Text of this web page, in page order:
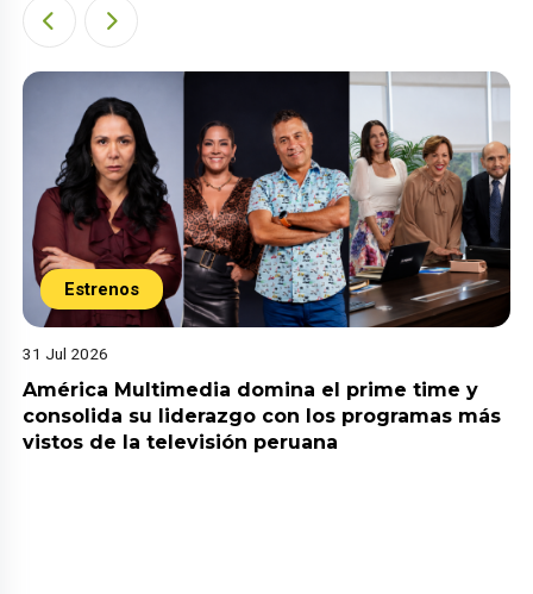
Estrenos
31 Jul 2026
América Multimedia domina el prime time y
consolida su liderazgo con los programas más
vistos de la televisión peruana